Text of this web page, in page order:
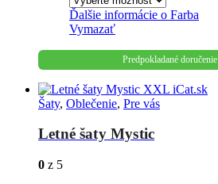
Ďalšie informácie o Farba
Vymazať
Predpokladané doručenie
Šaty, Oblečenie, Pre vás
Letné šaty Mystic
0 z 5